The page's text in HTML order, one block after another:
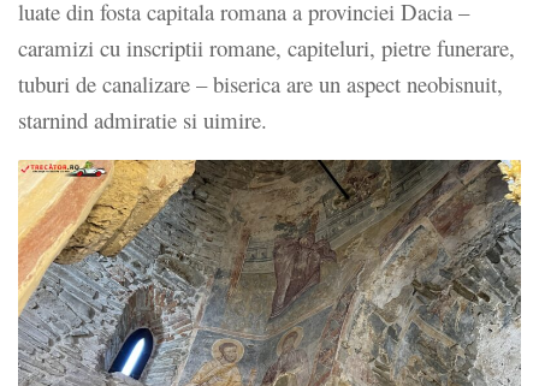
luate din fosta capitala romana a provinciei Dacia –
caramizi cu inscriptii romane, capiteluri, pietre funerare,
tuburi de canalizare – biserica are un aspect neobisnuit,
starnind admiratie si uimire.